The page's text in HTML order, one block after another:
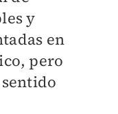
y
en
pero